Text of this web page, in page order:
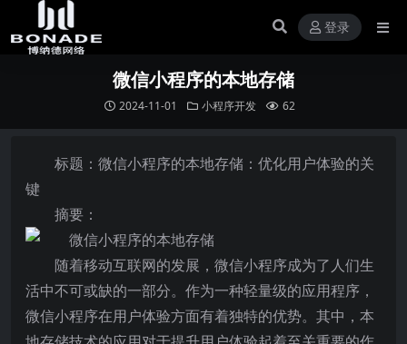
登录
微信小程序的本地存储
2024-11-01 小程序开发 62
标题：微信小程序的本地存储：优化用户体验的关
键
摘要：
随着移动互联网的发展，微信小程序成为了人们生
活中不可或缺的一部分。作为一种轻量级的应用程序，
微信小程序在用户体验方面有着独特的优势。其中，本